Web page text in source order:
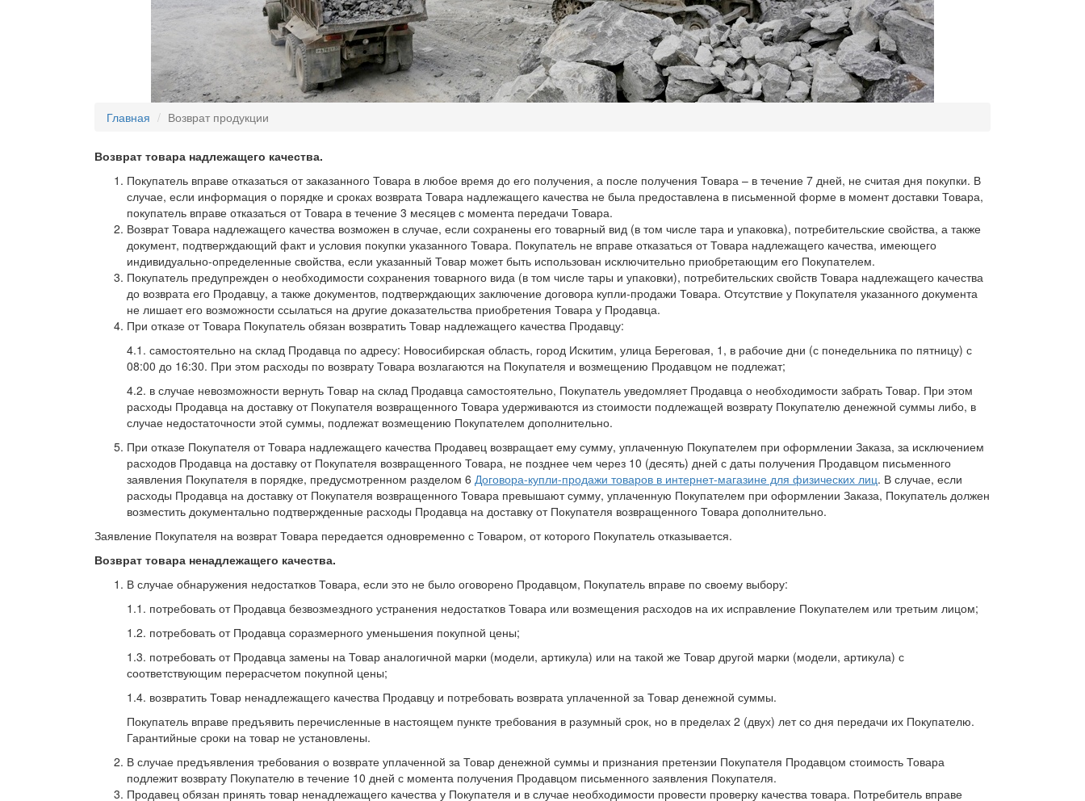
Главная Возврат продукции
Возврат товара надлежащего качества.
Покупатель вправе отказаться от заказанного Товара в любое время до его получения, а после получения Товара – в течение 7 дней, не считая дня покупки. В
случае, если информация о порядке и сроках возврата Товара надлежащего качества не была предоставлена в письменной форме в момент доставки Товара,
покупатель вправе отказаться от Товара в течение 3 месяцев с момента передачи Товара.
Возврат Товара надлежащего качества возможен в случае, если сохранены его товарный вид (в том числе тара и упаковка), потребительские свойства, а также
документ, подтверждающий факт и условия покупки указанного Товара. Покупатель не вправе отказаться от Товара надлежащего качества, имеющего
индивидуально-определенные свойства, если указанный Товар может быть использован исключительно приобретающим его Покупателем.
Покупатель предупрежден о необходимости сохранения товарного вида (в том числе тары и упаковки), потребительских свойств Товара надлежащего качества
до возврата его Продавцу, а также документов, подтверждающих заключение договора купли-продажи Товара. Отсутствие у Покупателя указанного документа
не лишает его возможности ссылаться на другие доказательства приобретения Товара у Продавца.
При отказе от Товара Покупатель обязан возвратить Товар надлежащего качества Продавцу:
4.1. самостоятельно на склад Продавца по адресу: Новосибирская область, город Искитим, улица Береговая, 1, в рабочие дни (с понедельника по пятницу) с
08:00 до 16:30. При этом расходы по возврату Товара возлагаются на Покупателя и возмещению Продавцом не подлежат;
4.2. в случае невозможности вернуть Товар на склад Продавца самостоятельно, Покупатель уведомляет Продавца о необходимости забрать Товар. При этом
расходы Продавца на доставку от Покупателя возвращенного Товара удерживаются из стоимости подлежащей возврату Покупателю денежной суммы либо, в
случае недостаточности этой суммы, подлежат возмещению Покупателем дополнительно.
При отказе Покупателя от Товара надлежащего качества Продавец возвращает ему сумму, уплаченную Покупателем при оформлении Заказа, за исключением
расходов Продавца на доставку от Покупателя возвращенного Товара, не позднее чем через 10 (десять) дней с даты получения Продавцом письменного
заявления Покупателя в порядке, предусмотренном разделом 6 Договора-купли-продажи товаров в интернет-магазине для физических лиц. В случае, если
расходы Продавца на доставку от Покупателя возвращенного Товара превышают сумму, уплаченную Покупателем при оформлении Заказа, Покупатель должен
возместить документально подтвержденные расходы Продавца на доставку от Покупателя возвращенного Товара дополнительно.
Заявление Покупателя на возврат Товара передается одновременно с Товаром, от которого Покупатель отказывается.
Возврат товара ненадлежащего качества.
В случае обнаружения недостатков Товара, если это не было оговорено Продавцом, Покупатель вправе по своему выбору:
1.1. потребовать от Продавца безвозмездного устранения недостатков Товара или возмещения расходов на их исправление Покупателем или третьим лицом;
1.2. потребовать от Продавца соразмерного уменьшения покупной цены;
1.3. потребовать от Продавца замены на Товар аналогичной марки (модели, артикула) или на такой же Товар другой марки (модели, артикула) с
соответствующим перерасчетом покупной цены;
1.4. возвратить Товар ненадлежащего качества Продавцу и потребовать возврата уплаченной за Товар денежной суммы.
Покупатель вправе предъявить перечисленные в настоящем пункте требования в разумный срок, но в пределах 2 (двух) лет со дня передачи их Покупателю.
Гарантийные сроки на товар не установлены.
В случае предъявления требования о возврате уплаченной за Товар денежной суммы и признания претензии Покупателя Продавцом стоимость Товара
подлежит возврату Покупателю в течение 10 дней с момента получения Продавцом письменного заявления Покупателя.
Продавец обязан принять товар ненадлежащего качества у Покупателя и в случае необходимости провести проверку качества товара. Потребитель вправе